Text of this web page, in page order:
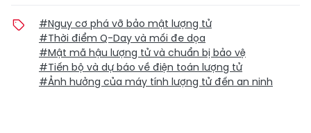
#Nguy cơ phá vỡ bảo mật lượng tử
#Thời điểm Q-Day và mối đe dọa
#Mật mã hậu lượng tử và chuẩn bị bảo vệ
#Tiến bộ và dự báo về điện toán lượng tử
#Ảnh hưởng của máy tính lượng tử đến an ninh